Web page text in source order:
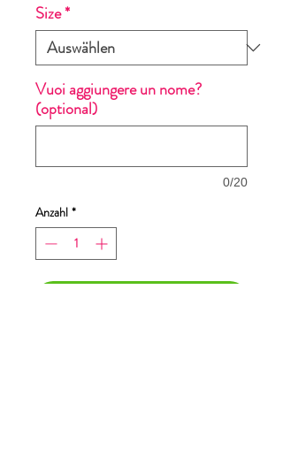
Size*
Vuoi aggiungere un nome?
(optional)
0/20
Anzahl *